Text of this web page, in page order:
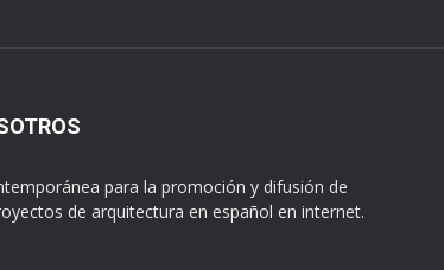
para la promoción y difusión de
de arquitectura en español en internet.